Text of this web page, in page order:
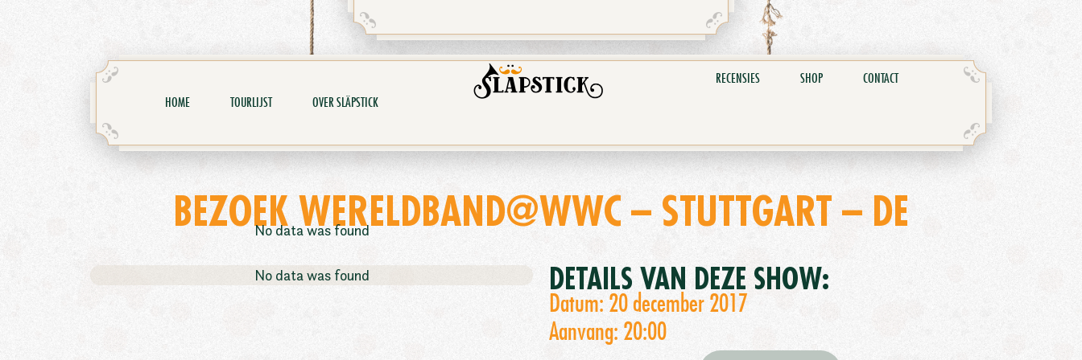
HOME TOURLIJST OVER SLÄPSTICK
RECENSIES SHOP CONTACT
BEZOEK WERELDBAND@WWC – STUTTGART – DE
DETAILS VAN DEZE SHOW:
Datum: 20 december 2017
Aanvang: 20:00
No data was found
No data was found